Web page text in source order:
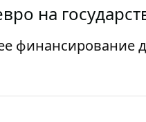
на
финансирование